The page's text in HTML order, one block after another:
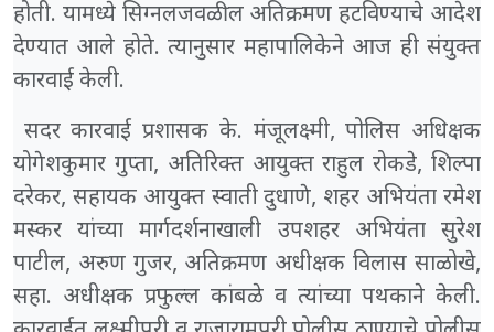
होती. यामध्ये सिग्नलजवळील अतिक्रमण हटविण्याचे आदेश
देण्यात आले होते. त्यानुसार महापालिकेने आज ही संयुक्त
कारवाई केली.
सदर कारवाई प्रशासक के. मंजूलक्ष्मी, पोलिस अधिक्षक
योगेशकुमार गुप्ता, अतिरिक्त आयुक्त राहुल रोकडे, शिल्पा
दरेकर, सहायक आयुक्त स्वाती दुधाणे, शहर अभियंता रमेश
मस्कर यांच्या मार्गदर्शनाखाली उपशहर अभियंता सुरेश
पाटील, अरुण गुजर, अतिक्रमण अधीक्षक विलास साळोखे,
सहा. अधीक्षक प्रफुल्ल कांबळे व त्यांच्या पथकाने केली.